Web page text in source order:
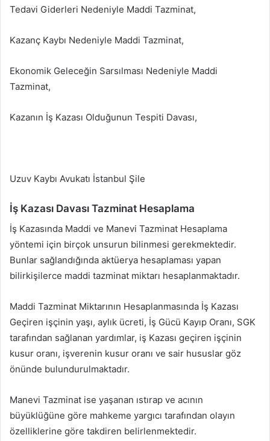
Tedavi Giderleri Nedeniyle Maddi Tazminat,
Kazanç Kaybı Nedeniyle Maddi Tazminat,
Ekonomik Geleceğin Sarsılması Nedeniyle Maddi
Tazminat,
Kazanın İş Kazası Olduğunun Tespiti Davası,
Uzuv Kaybı Avukatı İstanbul Şile
İş Kazası Davası Tazminat Hesaplama
İş Kazasında Maddi ve Manevi Tazminat Hesaplama
yöntemi için birçok unsurun bilinmesi gerekmektedir.
Bunlar sağlandığında aktüerya hesaplaması yapan
bilirkişilerce maddi tazminat miktarı hesaplanmaktadır.
Maddi Tazminat Miktarının Hesaplanmasında İş Kazası
Geçiren işçinin yaşı, aylık ücreti, İş Gücü Kayıp Oranı, SGK
tarafından sağlanan yardımlar, iş Kazası geçiren işçinin
kusur oranı, işverenin kusur oranı ve sair hususlar göz
önünde bulundurulmaktadır.
Manevi Tazminat ise yaşanan ıstırap ve acının
büyüklüğüne göre mahkeme yargıcı tarafından olayın
özelliklerine göre takdiren belirlenmektedir.